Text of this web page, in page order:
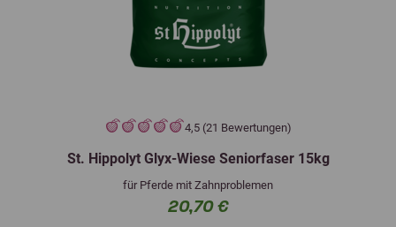
4,5 (21 Bewertungen)
St. Hippolyt Glyx-Wiese Seniorfaser 15kg
für Pferde mit Zahnproblemen
20,70 €